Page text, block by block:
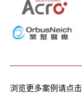
浏览更多案例请点击